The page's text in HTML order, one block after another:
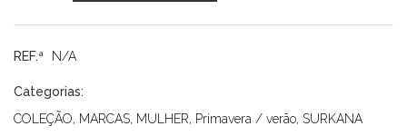
SURKANA
REF.ª N/A
Categorias:
COLEÇÃO, MARCAS, MULHER, Primavera / verão, SURKANA